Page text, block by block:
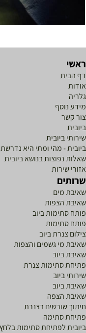
ראשי
דף הבית
אודות
גלריה
מידע נוסף
צור קשר
ביובית
שירותי ביובית
ביובית - מהי ומתי היא נדרשת
שאלות נפוצות בנושא ביובית
אזורי שירות
שרותים
שאיבת מים
שאיבת הצפות
פותח סתימות ביוב
פותח סתימות
צילום צנרת ביוב
שאיבת מי גשמים והצפות
שאיבת ביוב
פתיחת סתימות צנרת
שירותי ביוב
שאיבת ביוב
שאיבת הצפה
חיתוך שורשים בצנרת
פתיחת סתימה
ביובית לפתיחת סתימות בלחץ